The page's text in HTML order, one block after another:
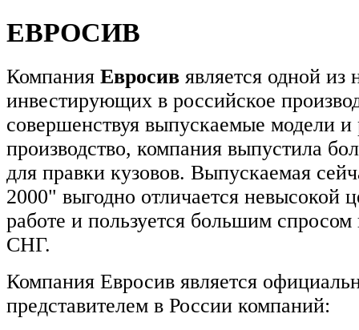
ЕВРОСИВ
Компания Евросив является одной
инвестирующих в российское
совершенствуя выпускаемые модели
производство, компания выпустила
для правки кузовов. Выпускаемая
2000" выгодно отличается невысокой
работе и пользуется большим спросом
СНГ.
Компания Евросив является
представителем в России компаний: